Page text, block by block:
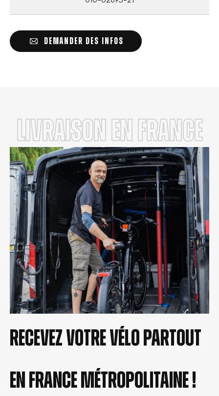
DEMANDER DES INFOS
LIVRAISON en FRANCE
Recevez votre vélo partout
en france métropolitaine !